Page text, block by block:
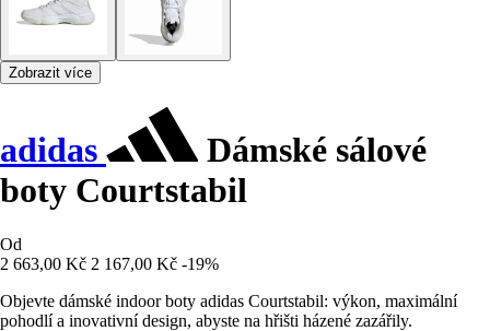
Zobrazit více
adidas
Dámské sálové
boty Courtstabil
Od
2 663,00 Kč 2 167,00 Kč -19%
Objevte dámské indoor boty adidas Courtstabil: výkon, maximální
pohodlí a inovativní design, abyste na hřišti házené zazářily.